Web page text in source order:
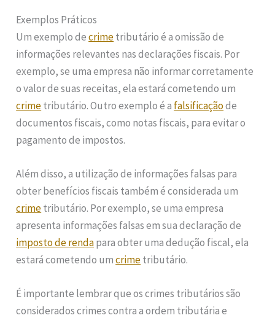
Exemplos Práticos
Um exemplo decrimetributário é a omissão de
informações relevantes nas declarações fiscais. Por
exemplo, se uma empresa não informar corretamente
o valor de suas receitas, ela estará cometendo um
crimetributário. Outro exemplo é a falsificaçãode
documentos fiscais, como notas fiscais, para evitar o
pagamento de impostos.
Além disso, a utilização de informações falsas para
obter benefícios fiscais também é considerada um
crimetributário. Por exemplo, se uma empresa
apresenta informações falsas em sua declaração de
imposto de rendapara obter uma dedução fiscal, ela
estará cometendo umcrimetributário.
É importante lembrar que os crimes tributários são
considerados crimes contra a ordem tributária e